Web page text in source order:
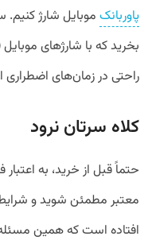
پاوربانک موبایل شارژ
بخرید که با شارژهای
راحتی در زمان‌های اضطراری
کلاه سرتان نرود
حتماً قبل از خرید، به
معتبر مطمئن شوید و شرایط
افتاده است که همین